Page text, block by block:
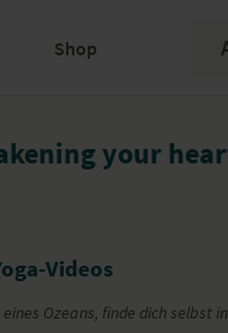
Shop
your
Videos
Ozeans, finde dich selbst